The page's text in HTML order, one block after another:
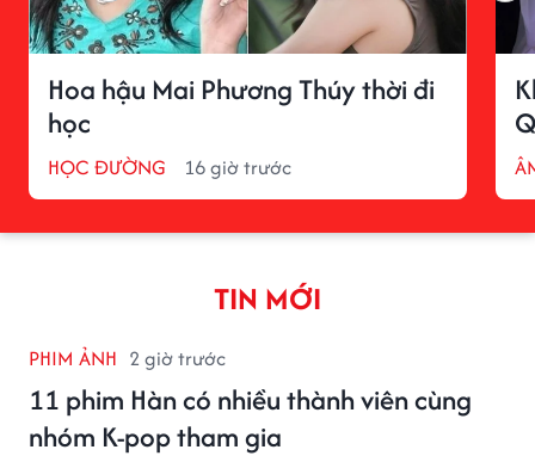
Hoa hậu Mai Phương Thúy thời đi
học
HỌC ĐƯỜNG 16 giờ trước
TIN MỚI
PHIM ẢNH 2 giờ trước
11 phim Hàn có nhiều thành viên cùng
nhóm K-pop tham gia